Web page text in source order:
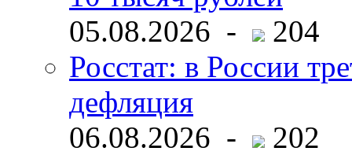
05.08.2026 -
204
Росстат: в России
дефляция
06.08.2026 -
202